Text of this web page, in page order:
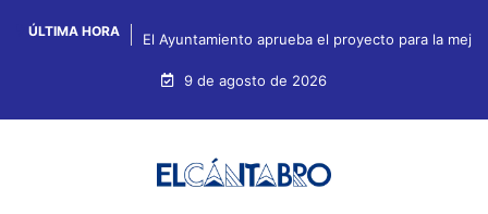
ÚLTIMA HORA El Ayuntamiento aprueba el proyecto para la
9 de agosto de 2026